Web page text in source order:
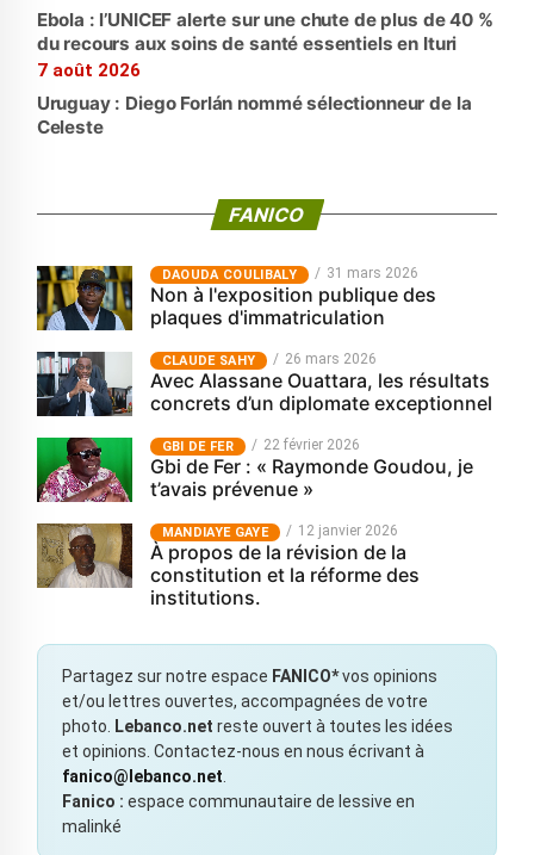
Ebola : l’UNICEF alerte sur une chute de plus de 40 %
du recours aux soins de santé essentiels en Ituri
7 août 2026
Uruguay : Diego Forlán nommé sélectionneur de la
Celeste
FANICO
‎DAOUDA COULIBALY 31 mars 2026
Non à l'exposition publique des
plaques d'immatriculation
CLAUDE SAHY 26 mars 2026
Avec Alassane Ouattara, les résultats
concrets d’un diplomate exceptionnel
GBI DE FER 22 février 2026
Gbi de Fer : « Raymonde Goudou, je
t’avais prévenue »
MANDIAYE GAYE 12 janvier 2026
À propos de la révision de la
constitution et la réforme des
institutions.
Partagez sur notre espace FANICO*vos opinions
et/ou lettres ouvertes, accompagnées de votre
photo.
Lebanco.net reste ouvert à toutes les idées
et opinions. Contactez-nous en nous écrivant à
fanico@lebanco.net
Fanico : espace communautaire de lessive en
malinké